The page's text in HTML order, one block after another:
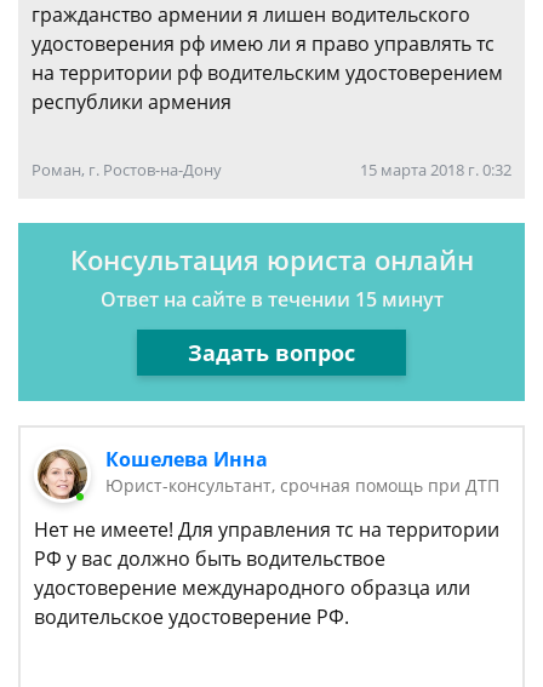
гражданство армении я лишен водительского
удостоверения рф имею ли я право управлять тс
на территории рф водительским удостоверением
республики армения
Роман, г. Ростов-на-Дону 15 марта 2018 г. 0:32
Консультация юриста онлайн
Ответ на сайте в течении 15 минут
Задать вопрос
Кошелева Инна
Юрист-консультант, срочная помощь при ДТП
Нет не имеете! Для управления тс на территории
РФ у вас должно быть водительствое
удостоверение международного образца или
водительское удостоверение РФ.